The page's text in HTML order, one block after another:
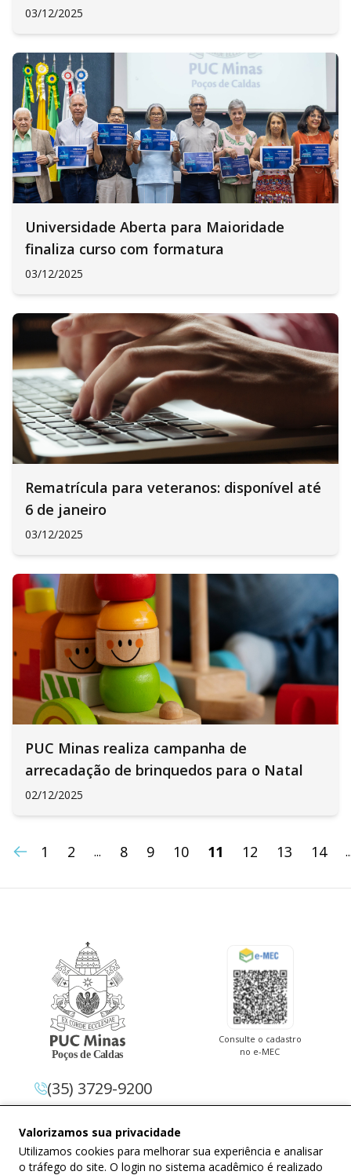
03/12/2025
Universidade Aberta para Maioridade
finaliza curso com formatura
03/12/2025
Rematrícula para veteranos: disponível até
6 de janeiro
03/12/2025
PUC Minas realiza campanha de
arrecadação de brinquedos para o Natal
02/12/2025
1 2 ... 8 9 10 11 12 13 14
Valorizamos sua privacidade
Utilizamos cookies para melhorar sua experiência e analisar
o tráfego do site. O login no sistema acadêmico é realizado
Consulte o cadastro
no e-MEC
(35) 3729-9200
Jardim Country Club 37.714-620 –
Poços De Caldas – Minas Gerais